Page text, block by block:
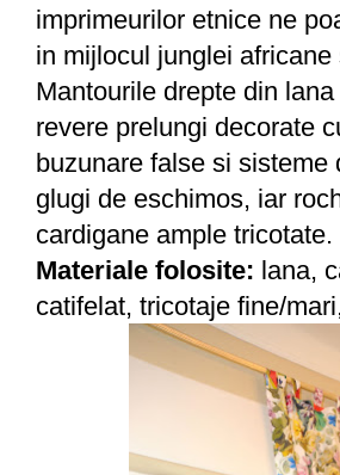
imprimeurilor etnice ne
in mijlocul junglei
Mantourile drepte din
revere prelungi decorate
buzunare false si
glugi de eschimos, iar
cardigane ample tricotate.
Materiale folosite: lana,
catifelat, tricotaje fine/